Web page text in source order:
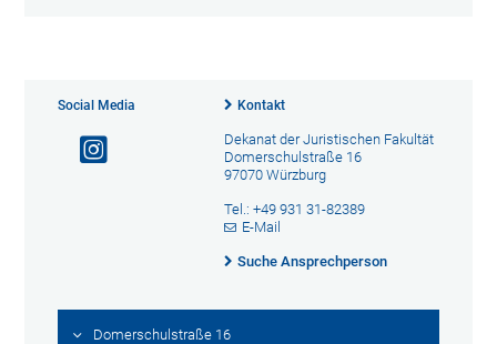
Social Media Kontakt
Dekanat der Juristischen Fakultät
Domerschulstraße 16
97070 Würzburg
Tel.: +49 931 31-82389
E-Mail
Suche Ansprechperson
Domerschulstraße 16